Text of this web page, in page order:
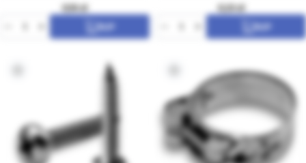
0,18 0,23